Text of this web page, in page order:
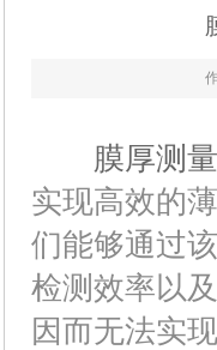
膜厚测
实现高效的
们能够通过
检测效率以
因而无法实